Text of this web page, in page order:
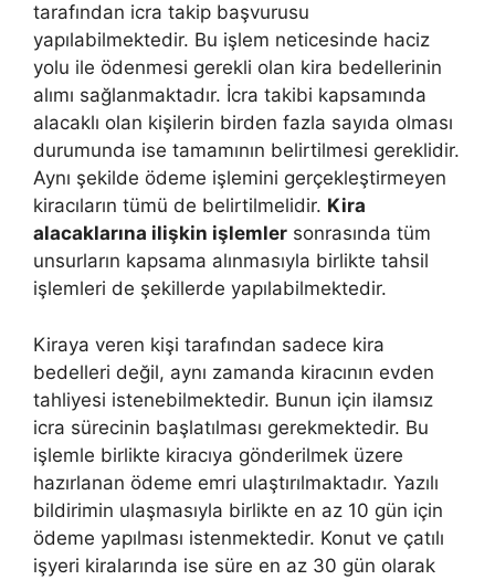
tarafından icra takip başvurusu
yapılabilmektedir. Bu işlem neticesinde haciz
yolu ile ödenmesi gerekli olan kira bedellerinin
alımı sağlanmaktadır. İcra takibi kapsamında
alacaklı olan kişilerin birden fazla sayıda olması
durumunda ise tamamının belirtilmesi gereklidir.
Aynı şekilde ödeme işlemini gerçekleştirmeyen
kiracıların tümü de belirtilmelidir. Kira
alacaklarına ilişkin işlemler sonrasında tüm
unsurların kapsama alınmasıyla birlikte tahsil
işlemleri de şekillerde yapılabilmektedir.
Kiraya veren kişi tarafından sadece kira
bedelleri değil, aynı zamanda kiracının evden
tahliyesi istenebilmektedir. Bunun için ilamsız
icra sürecinin başlatılması gerekmektedir. Bu
işlemle birlikte kiracıya gönderilmek üzere
hazırlanan ödeme emri ulaştırılmaktadır. Yazılı
bildirimin ulaşmasıyla birlikte en az 10 gün için
ödeme yapılması istenmektedir. Konut ve çatılı
işyeri kiralarında ise süre en az 30 gün olarak